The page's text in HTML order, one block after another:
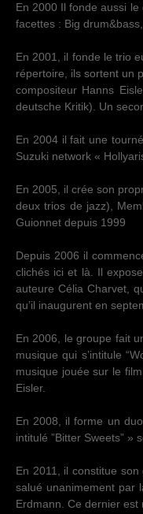
En 2000 Il fonde aussi
facettes : Big
En 2001, il fonde le trio
répertoire, ils sortent un
compositeur Hanns
deutsche Kritik). Un
En 2004 il fait une
Suzuki network «
En 2005, il crée son
deux trios de jazz),
Guionnet depuis 1999
Depuis 2006 il
clichés ici et là. Il
auteure Célia Charvet,
qu’il inaugurent en
En 2006, le groupe fait
musique qui s’intitule
musique jouée sur le
Eisler.
En 2008, il forme un
intitulé ”Bitter Sweets” »
En 2011, il constitue
salué unanimement par
Erdmann. Ce dernier